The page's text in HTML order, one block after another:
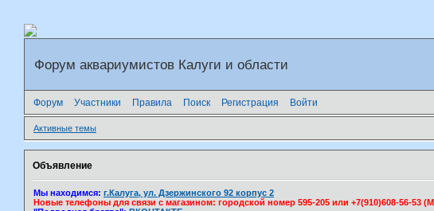
Форум аквариумистов Калуги и области
Форум Участники Правила Поиск Регистрация Войти
Активные темы
Объявление
Мы находимся: г.Калуга, ул. Дзержинского 92 корпус 2
Новые телефоны для связи с магазином: городской номер 595-205 или +7(910)608-56-53